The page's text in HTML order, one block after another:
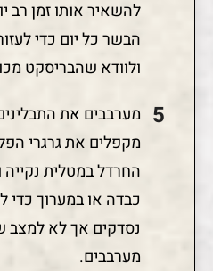
להשאיר אותו זמן רב
הבשר כל יום כדי
ולוודא שהבריסקט
מערבבים את
מקפלים את גרגרי
החרדל במטלית
כבדה או במערוך
נסדקים אך לא
מערבבים.